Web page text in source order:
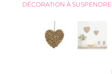
DÉCORATION À SUSPENDRE